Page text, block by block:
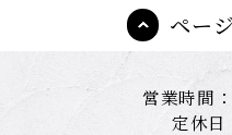
ペー
営業時間
定休日